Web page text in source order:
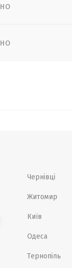
Чернівці
Житомир
Київ
Одеса
Тернопіль